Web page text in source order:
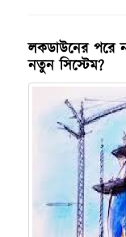
লকডাউনের পরে
নতুন সিস্টেম?